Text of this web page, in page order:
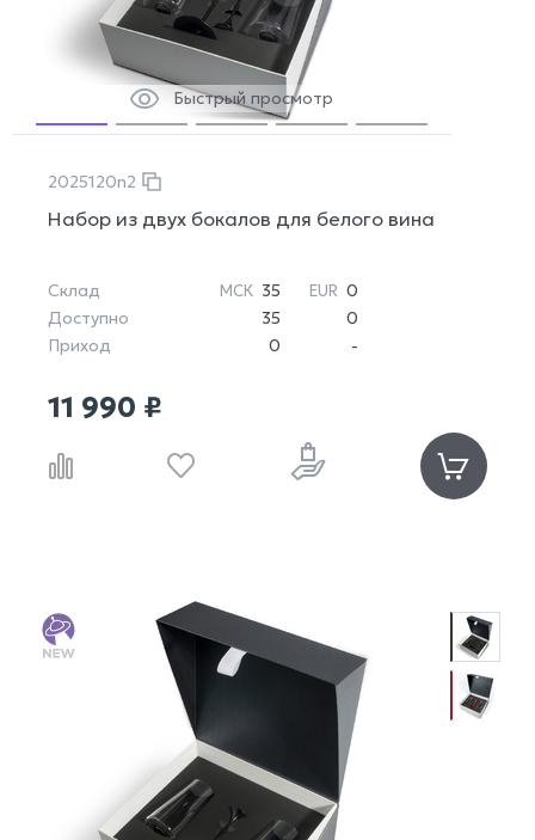
Быстрый просмотр
2025120n2
Набор из двух бокалов для белого вина
Склад МСК 35 EUR 0
Доступно
35
0
Приход
0 -
11 990 ₽